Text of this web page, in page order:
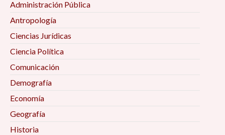
Administración Pública
Antropología
Ciencias Jurídicas
Ciencia Política
Comunicación
Demografía
Economía
Geografía
Historia